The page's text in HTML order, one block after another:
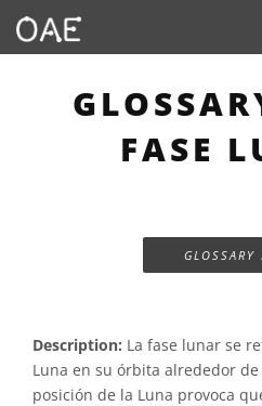
FASE
GLOSSARY
Description: La fase lunar se
Luna en su órbita alrededor
posición de la Luna provoca